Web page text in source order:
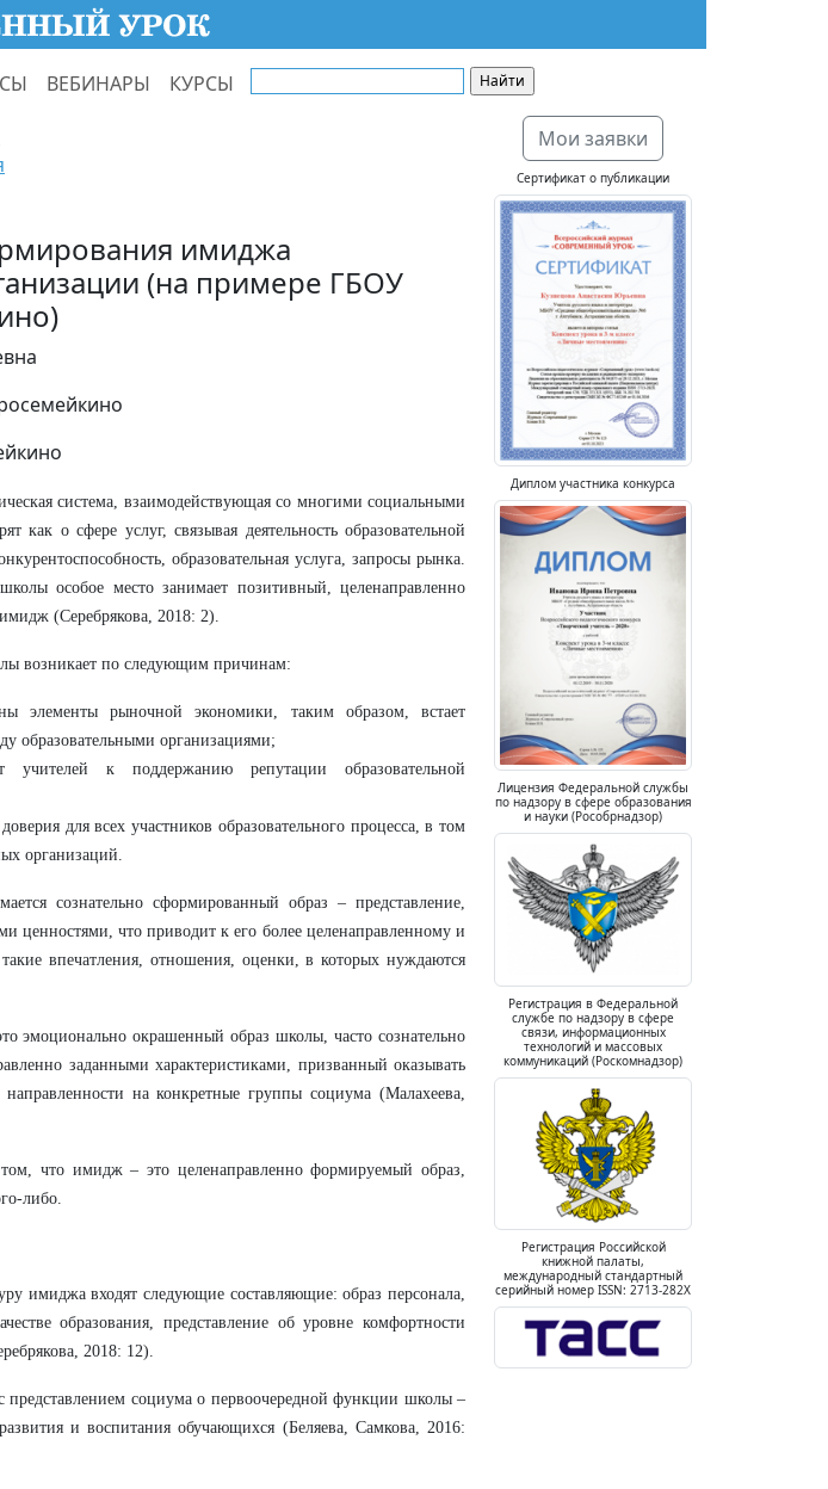
ВЕБИНАРЫ КУРСЫ
имиджа
(на примере ГБОУ
система, взаимодействующая со многими социальными
как о сфере услуг, связывая деятельность образовательной
образовательная услуга, запросы рынка.
особое место занимает позитивный, целенаправленно
(Серебрякова, 2018: 2).
возникает по следующим причинам:
элементы рыночной экономики, таким образом, встает
образовательными организациями;
учителей к поддержанию репутации образовательной
для всех участников образовательного процесса, в том
организаций.
сознательно сформированный образ – представление,
ценностями, что приводит к его более целенаправленному и
впечатления, отношения, оценки, в которых нуждаются
эмоционально окрашенный образ школы, часто сознательно
заданными характеристиками, призванный оказывать
направленности на конкретные группы социума (Малахеева,
что имидж – это целенаправленно формируемый образ,
либо.
имиджа входят следующие составляющие: образ персонала,
образования, представление об уровне комфортности
2018: 12).
представлением социума о первоочередной функции школы –
и воспитания обучающихся (Беляева, Самкова, 2016:
Мои заявки
Сертификат о публикации
Диплом участника конкурса
Лицензия Федеральной службы
по надзору в сфере образования
и науки (Рособрнадзор)
Регистрация в Федеральной
службе по надзору в сфере
связи, информационных
технологий и массовых
коммуникаций (Роскомнадзор)
Регистрация Российской
книжной палаты,
международный стандартный
серийный номер ISSN: 2713-282X